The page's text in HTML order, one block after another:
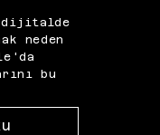
dijitalde
neden
bu